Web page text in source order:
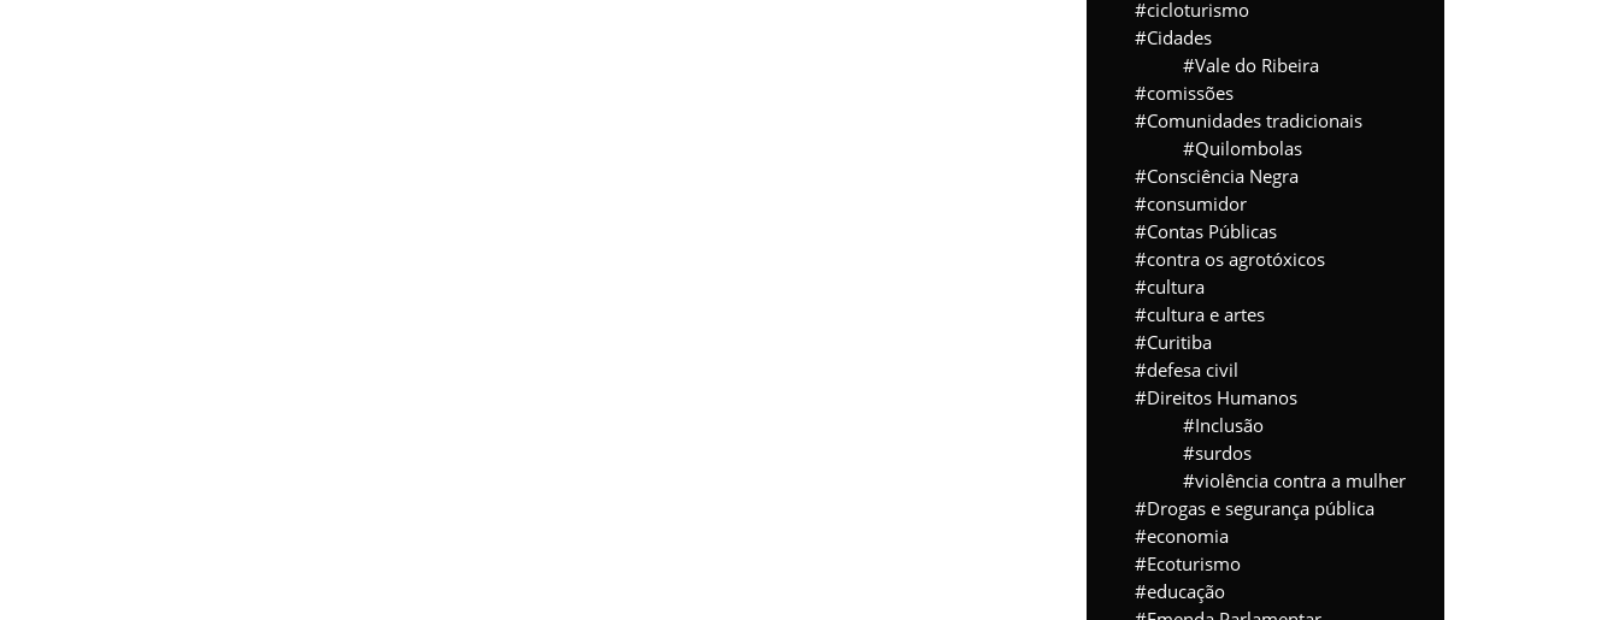
cicloturismo
Cidades
Vale do Ribeira
comissões
Comunidades tradicionais
Quilombolas
Consciência Negra
consumidor
Contas Públicas
contra os agrotóxicos
cultura
cultura e artes
Curitiba
defesa civil
Direitos Humanos
Inclusão
surdos
violência contra a mulher
Drogas e segurança pública
economia
Ecoturismo
educação